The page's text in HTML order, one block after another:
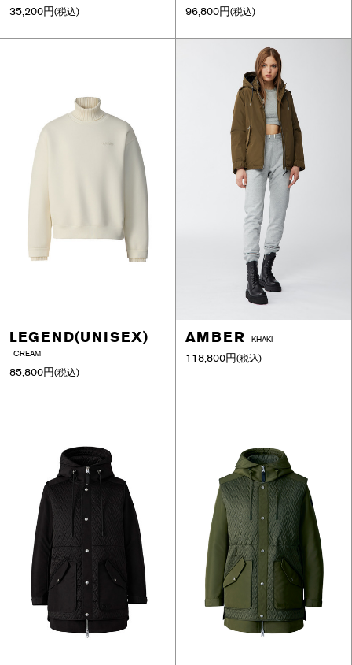
35,200円(税込) 96,800円(税込)
LEGEND(UNISEX)
CREAM
85,800円(税込)
AMBER KHAKI
118,800円(税込)